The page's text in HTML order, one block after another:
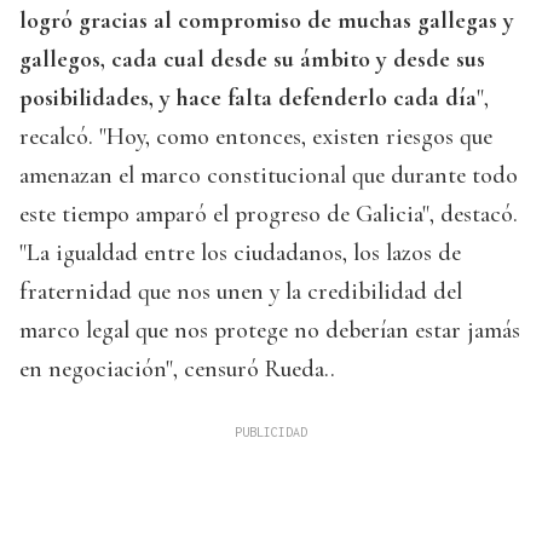
logró gracias al compromiso de muchas gallegas y
gallegos, cada cual desde su ámbito y desde sus
posibilidades, y hace falta defenderlo cada día",
recalcó. "Hoy, como entonces, existen riesgos que
amenazan el marco constitucional que durante todo
este tiempo amparó el progreso de Galicia", destacó.
"La igualdad entre los ciudadanos, los lazos de
fraternidad que nos unen y la credibilidad del
marco legal que nos protege no deberían estar jamás
en negociación", censuró Rueda..